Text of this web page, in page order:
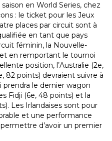
en World Series, chez
: le ticket pour les Jeux
places par circuit sont à
en tant que pays
féminin, la Nouvelle-
en remportant le tournoi
position, l’Australie (2e,
82 points) devraient suivre à
prendra le dernier wagon
Fidji (6e, 48 points) et la
Les Irlandaises sont pour
et une performance
d’avoir un premier